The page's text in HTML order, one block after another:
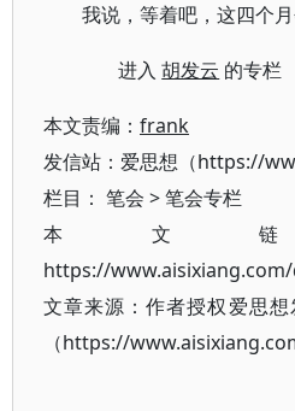
我说，等着吧，这四个月
进入胡发云 的专
本文责编： frank
发信站：爱思想（https://
栏目： 笔会 >笔会专栏
本文
https://
文章来源：作者授权爱思
（https://